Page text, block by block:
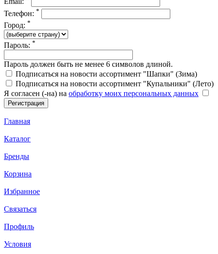
Телефон: *
Город: *
Пароль: *
Пароль должен быть не менее 6 символов длиной.
Подписаться на новости ассортимент "Шапки" (Зима)
Подписаться на новости ассортимент "Купальники" (Лето)
Я согласен (-на) на обработку моих персональных данных
Главная
Каталог
Бренды
Корзина
Избранное
Связаться
Профиль
Условия